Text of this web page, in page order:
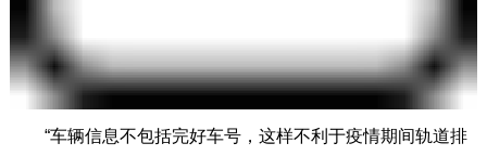
“车辆信息不包括完好车号，这样不利于疫情期间轨道排